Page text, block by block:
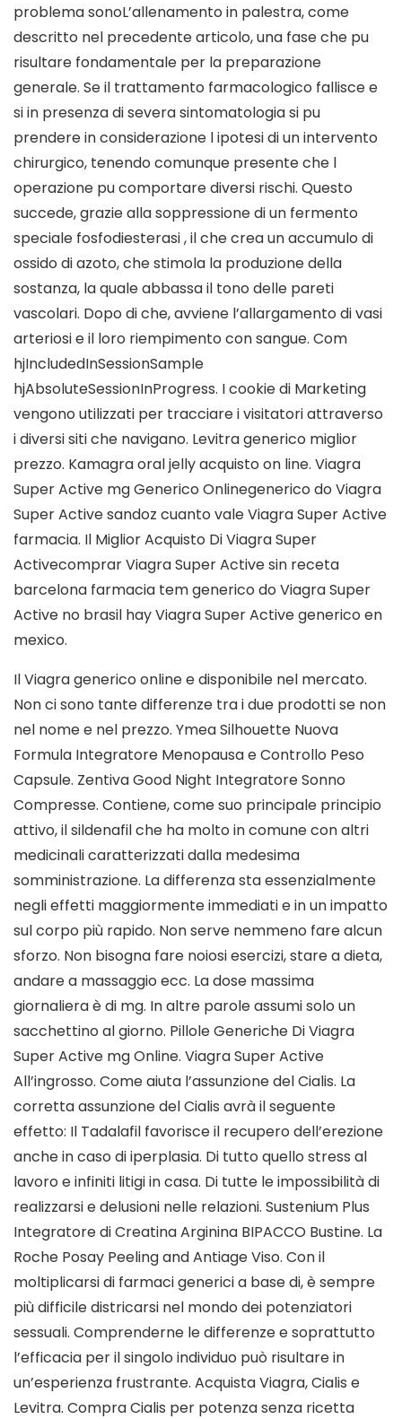
problema sonoL’allenamento in palestra, come
descritto nel precedente articolo, una fase che pu
risultare fondamentale per la preparazione
generale. Se il trattamento farmacologico fallisce e
si in presenza di severa sintomatologia si pu
prendere in considerazione l ipotesi di un intervento
chirurgico, tenendo comunque presente che l
operazione pu comportare diversi rischi. Questo
succede, grazie alla soppressione di un fermento
speciale fosfodiesterasi , il che crea un accumulo di
ossido di azoto, che stimola la produzione della
sostanza, la quale abbassa il tono delle pareti
vascolari. Dopo di che, avviene l’allargamento di vasi
arteriosi e il loro riempimento con sangue. Com
hjIncludedInSessionSample
hjAbsoluteSessionInProgress. I cookie di Marketing
vengono utilizzati per tracciare i visitatori attraverso
i diversi siti che navigano. Levitra generico miglior
prezzo. Kamagra oral jelly acquisto on line. Viagra
Super Active mg Generico Onlinegenerico do Viagra
Super Active sandoz cuanto vale Viagra Super Active
farmacia. Il Miglior Acquisto Di Viagra Super
Activecomprar Viagra Super Active sin receta
barcelona farmacia tem generico do Viagra Super
Active no brasil hay Viagra Super Active generico en
mexico.
Il Viagra generico online e disponibile nel mercato.
Non ci sono tante differenze tra i due prodotti se non
nel nome e nel prezzo. Ymea Silhouette Nuova
Formula Integratore Menopausa e Controllo Peso
Capsule. Zentiva Good Night Integratore Sonno
Compresse. Contiene, come suo principale principio
attivo, il sildenafil che ha molto in comune con altri
medicinali caratterizzati dalla medesima
somministrazione. La differenza sta essenzialmente
negli effetti maggiormente immediati e in un impatto
sul corpo più rapido. Non serve nemmeno fare alcun
sforzo. Non bisogna fare noiosi esercizi, stare a dieta,
andare a massaggio ecc. La dose massima
giornaliera è di mg. In altre parole assumi solo un
sacchettino al giorno. Pillole Generiche Di Viagra
Super Active mg Online. Viagra Super Active
All’ingrosso. Come aiuta l’assunzione del Cialis. La
corretta assunzione del Cialis avrà il seguente
effetto: Il Tadalafil favorisce il recupero dell’erezione
anche in caso di iperplasia. Di tutto quello stress al
lavoro e infiniti litigi in casa. Di tutte le impossibilità di
realizzarsi e delusioni nelle relazioni. Sustenium Plus
Integratore di Creatina Arginina BIPACCO Bustine. La
Roche Posay Peeling and Antiage Viso. Con il
moltiplicarsi di farmaci generici a base di, è sempre
più difficile districarsi nel mondo dei potenziatori
sessuali. Comprenderne le differenze e soprattutto
l’efficacia per il singolo individuo può risultare in
un’esperienza frustrante. Acquista Viagra, Cialis e
Levitra. Compra Cialis per potenza senza ricetta